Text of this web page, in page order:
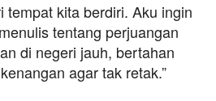
tempat kita berdiri. Aku ingin
tentang perjuangan
di negeri jauh, bertahan
agar tak retak.”